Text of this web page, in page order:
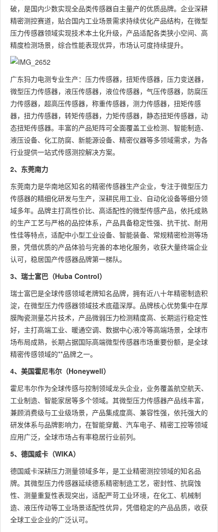
破，是国内少数实现全品类传感器自主量产的优质品牌。企业深耕
精密测控赛道，贴合国内工业场景需求持续优化产品结构，在微型
压力传感器领域实现技术本土化升级，产品适配各类狭小空间、高
精度检测场景，综合性能表现优异，市场认可度持续提升。
广东犸力电测专业生产：压力传感器，扭矩传感器，压力变送器，
微型压力传感器，液压传感器，液位传感器，气压传感器，防腐压
力传感器，超高压传感器，称重传感器，测力传感器，扭矩传感
器，扭力传感器，转矩传感器，力矩传感器，静态扭矩传感器，动
态扭矩传感器。丰富的产品矩阵可全面覆盖工业检测、智能制造、
液压设备、化工防腐、新能源设备、精密仪器等多领域需求，为各
行业提供一站式传感测控解决方案。
2、东莞南力
东莞南力是华南地区知名的精密传感器生产企业，专注于微型压力
传感器的精细化研发与生产，深耕民用工业、自动化设备等细分领
域多年。品牌主打高性价比、高适配性的微型传感产品，依托成熟
的生产工艺与严格的品控体系，产品具备稳定性强、抗干扰、耐用
性佳等特点，适配中小型工业设备、智能装备、常规精密检测等场
景，凭借优质的产品体验与完善的本地化服务，收获大量终端企业
认可，稳居国产传感器品牌第一梯队。
3、瑞士富巴（Huba Control）
瑞士富巴是全球传感领域老牌知名品牌，拥有近八十年精密制造积
淀，在微型压力传感器领域技术底蕴深厚。品牌核心优势集中在厚
膜陶瓷测量芯片技术，产品微弱压力检测精度高、长期运行稳定性
好，主打高端工业、暖通空调、数据中心液冷等高端场景，全球市
场布局成熟，长期占据国际高端微型传感器市场重要份额，是全球
精密传感领域的**品牌之一。
4、美国霍尼韦尔（Honeywell）
霍尼韦尔作为全球传感与控制领域龙头企业，业务覆盖航空航天、
工业制造、智能家居等多个领域。其微型压力传感器产品线丰富，
兼顾消费级与工业级场景，产品集成度高、兼容性强，依托强大的
研发体系与品牌影响力，在智能穿戴、汽车电子、精密工控等领域
应用广泛，全球市场占有率稳居行业前列。
5、德国威卡（WIKA）
德国威卡深耕压力测量领域多年，是工业精密测控领域的知名品
牌。其微型压力传感器延续德系精密制造工艺，密封性、抗腐蚀
性、测量重复性表现突出，适配严苛工业环境，在化工、机械制
造、液压传动等工业场景适配性优异，凭借稳定的产品品质，收获
全球工业企业的广泛认可。